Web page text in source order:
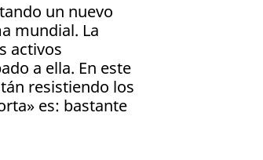
un nuevo
mundial. La
activos
a ella. En este
resistiendo los
es: bastante